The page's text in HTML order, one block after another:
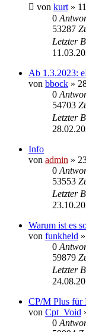
von kurt »
0
53287
Letzter
Ab 1.3.2023:
von bbock »
0
54703
Letzter
Info
von admin »
0
53553
Letzter
Warum ist es
von funkheld »
0
59879
Letzter
CP/M Plus für
von Cpt_Void
0